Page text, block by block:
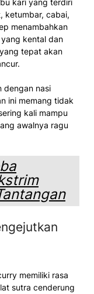
kari yang terdiri
ketumbar, cabai,
menambahkan
kental dan
tepat akan
dengan nasi
ini memang tidak
kali mampu
awalnya ragu
memiliki rasa
sutra cenderung